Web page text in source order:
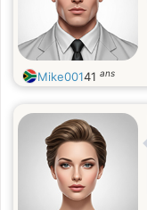
Mike00141 ans